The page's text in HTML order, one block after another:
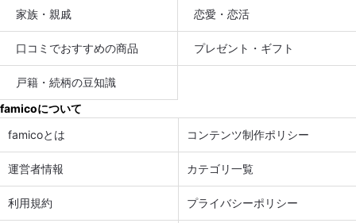
家族・親戚 恋愛・恋活
口コミでおすすめの商品 プレゼント・ギフト
戸籍・続柄の豆知識
famicoについて
famicoとは
コンテンツ制作ポリシー
運営者情報 カテゴリ一覧
利用規約 プライバシーポリシー